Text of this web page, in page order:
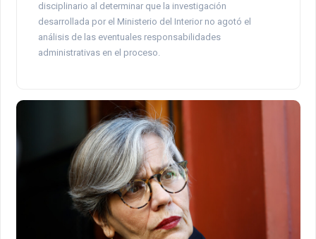
disciplinario al determinar que la investigación
desarrollada por el Ministerio del Interior no agotó el
análisis de las eventuales responsabilidades
administrativas en el proceso.